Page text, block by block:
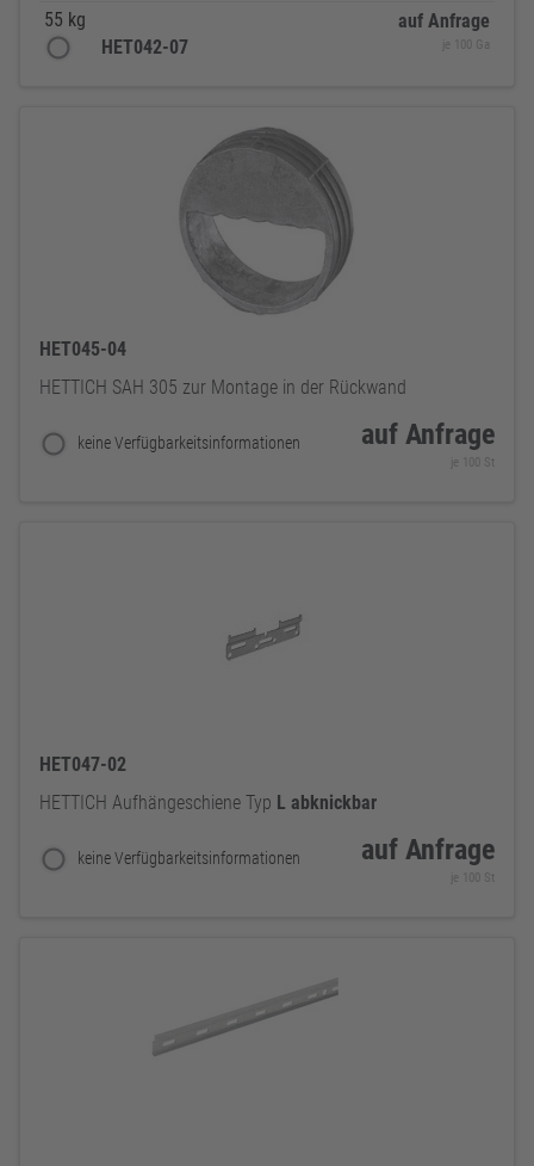
55 kg
HET042-07
auf Anfrage
je 100 Ga
HET045-04
HETTICH SAH 305 zur Montage in der Rückwand
keine Verfügbarkeitsinformationen auf Anfrage
je 100 St
HET047-02
HETTICH Aufhängeschiene Typ L abknickbar
keine Verfügbarkeitsinformationen auf Anfrage
je 100 St